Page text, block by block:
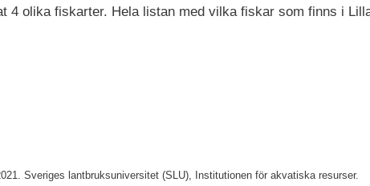
4 olika fiskarter. Hela listan med vilka fiskar som finns i
Sveriges lantbruksuniversitet (SLU), Institutionen för akvatiska resurser.